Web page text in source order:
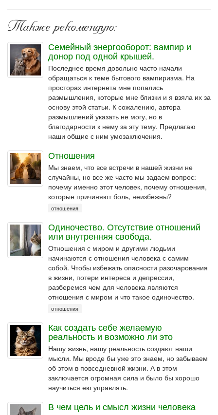
Также рекомендую:
Семейный энергооборот: вампир и
донор под одной крышей.
Последнее время довольно часто начали
обращаться к теме бытового вампиризма. На
просторах интернета мне попались
размышления, которые мне близки и я взяла их за
основу этой статьи. К сожалению, автора
размышлений указать не могу, но в
благодарности к нему за эту тему. Предлагаю
наши общие с ним умозаключения.
Отношения
Мы знаем, что все встречи в нашей жизни не
случайны, но все же часто мы задаем вопрос:
почему именно этот человек, почему отношения,
которые причиняют боль, неизбежны?
отношения
Одиночество. Отсутствие отношений
или внутренняя свобода.
Отношения с миром и другими людьми
начинаются с отношения человека с самим
собой. Чтобы избежать опасности разочарования
в жизни, потери интереса и депрессии,
разберемся чем для человека являются
отношения с миром и что такое одиночество.
отношения
Как создать себе желаемую
реальность и возможно ли это
Нашу жизнь, нашу реальность создают наши
мысли. Мы вроде бы уже это знаем, но забываем
об этом в повседневной жизни. А в этом
заключается огромная сила и было бы хорошо
научиться ею управлять.
В чем цель и смысл жизни человека